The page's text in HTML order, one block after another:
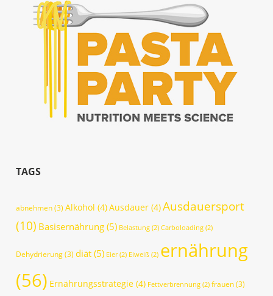
TAGS
abnehmen(3) Alkohol (4)Ausdauer (4)Ausdauersport
(10) Basisernährung (5) Belastung (2) Carboloading (2)
Dehydrierung(3) diät (5) Eier(2) Eiweiß (2) ernährung
(56) Ernährungsstrategie (4) Fettverbrennung (2) frauen(3)